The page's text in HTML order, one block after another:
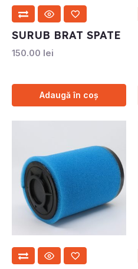
SURUB BRAT SPATE
150.00 lei
Adaugă în coș